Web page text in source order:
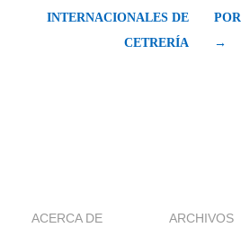
INTERNACIONALES DE
CETRERÍA
→
ACERCA DE ARCHIVOS